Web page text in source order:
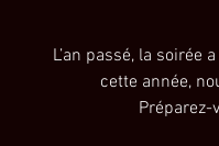
L’an passé, la soirée
cette année,
Préparez-